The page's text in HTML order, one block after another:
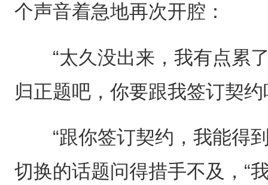
个声音着急地再次开腔：
“太久没出来，我有点累了
归正题吧，你要跟我签订契约
“跟你签订契约，我能得到
切换的话题问得措手不及，“